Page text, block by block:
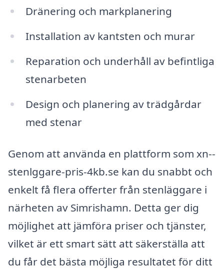
Dränering och markplanering
Installation av kantsten och murar
Reparation och underhåll av befintliga
stenarbeten
Design och planering av trädgårdar
med stenar
Genom att använda en plattform som xn--
stenlggare-pris-4kb.se kan du snabbt och
enkelt få flera offerter från stenläggare i
närheten av Simrishamn. Detta ger dig
möjlighet att jämföra priser och tjänster,
vilket är ett smart sätt att säkerställa att
du får det bästa möjliga resultatet för ditt